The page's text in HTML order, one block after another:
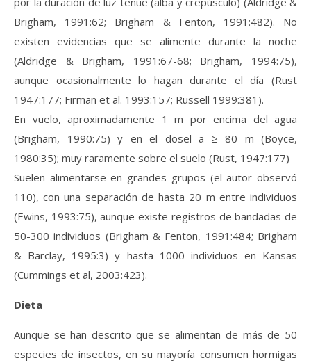
Brigham, 1991:62; Brigham & Fenton, 1991:482). No
existen evidencias que se alimente durante la noche
(Aldridge & Brigham, 1991:67-68; Brigham, 1994:75),
aunque ocasionalmente lo hagan durante el día (Rust
1947:177; Firman et al. 1993:157; Russell 1999:381).
En vuelo, aproximadamente 1 m por encima del agua
(Brigham, 1990:75) y en el dosel a ≥ 80 m (Boyce,
1980:35); muy raramente sobre el suelo (Rust, 1947:177)
Suelen alimentarse en grandes grupos (el autor observó
110), con una separación de hasta 20 m entre individuos
(Ewins, 1993:75), aunque existe registros de bandadas de
50-300 individuos (Brigham & Fenton, 1991:484; Brigham
& Barclay, 1995:3) y hasta 1000 individuos en Kansas
(Cummings et al, 2003:423).
Dieta
Aunque se han descrito que se alimentan de más de 50
especies de insectos, en su mayoría consumen hormigas